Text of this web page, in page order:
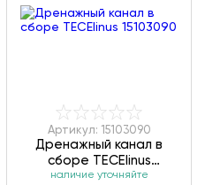
Артикул: 15103090
Дренажный канал в
сборе TECElinus
15103090
наличие уточняйте